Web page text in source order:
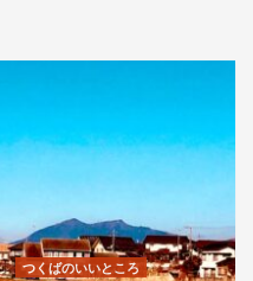
つくばのいいところ